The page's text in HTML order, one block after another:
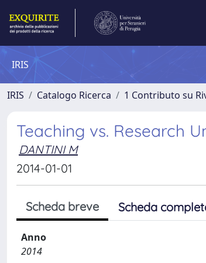
IRIS
IRIS Catalogo Ricerca 1 Contributo su
Teaching vs. Research
DANTINI M
2014-01-01
Scheda breve Scheda
Anno
2014